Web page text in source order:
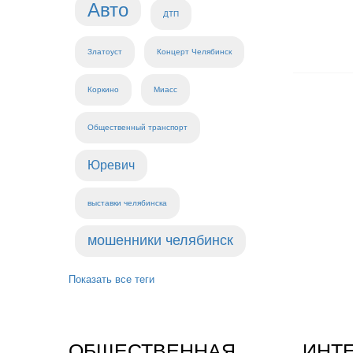
Авто ДТП
Златоуст Концерт Челябинск
Коркино Миасс
Общественный транспорт
Юревич
выставки челябинска
мошенники челябинск
Показать все теги